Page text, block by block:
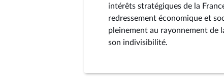
intérêts stratégiques de la
redressement économique et
pleinement au rayonnement de
son indivisibilité.